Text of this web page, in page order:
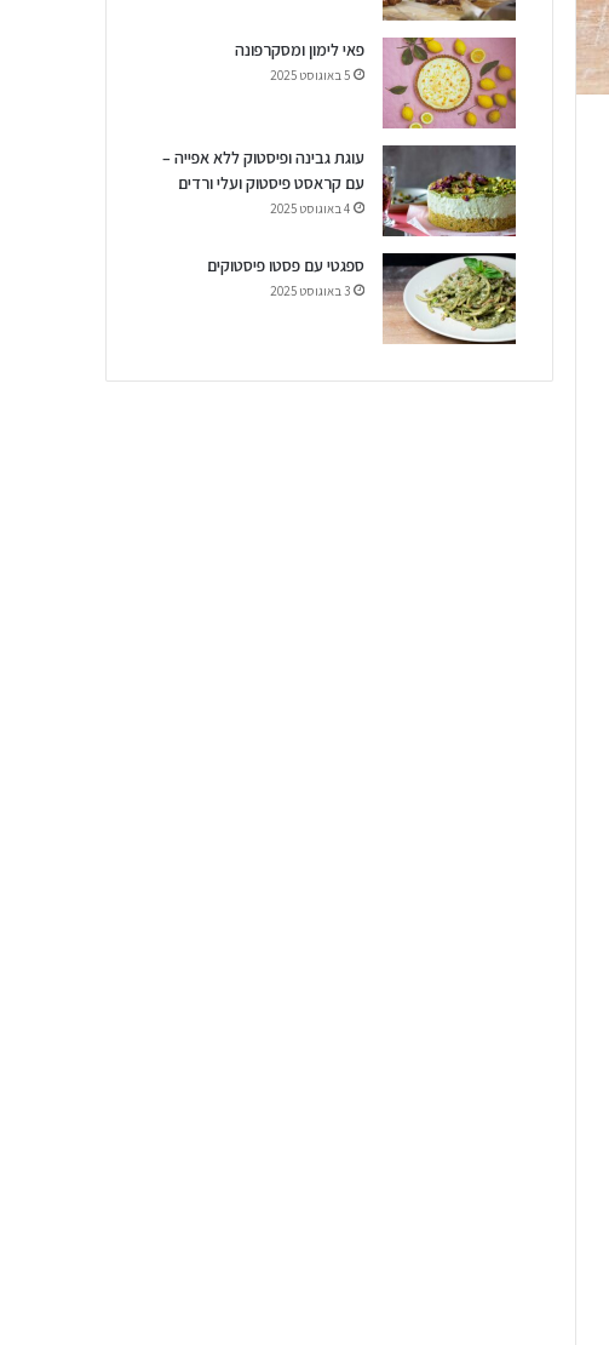
פאי לימון ומסקרפונה
5 באוגוסט 2025
עוגת גבינה ופיסטוק ללא אפייה –
עם קראסט פיסטוק ועלי ורדים
4 באוגוסט 2025
ספגטי עם פסטו פיסטוקים
3 באוגוסט 2025